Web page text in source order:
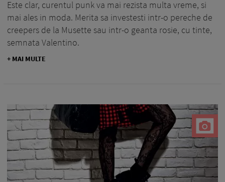
Este clar, curentul punk va mai rezista multa vreme, si
mai ales in moda. Merita sa investesti intr-o pereche de
creepers de la Musette sau intr-o geanta rosie, cu tinte,
semnata Valentino.
+ MAI MULTE